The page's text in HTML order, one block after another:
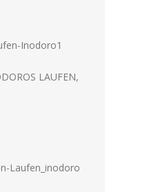
LAUFEN,